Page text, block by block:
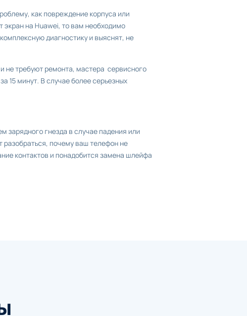
как повреждение корпуса или
экран на Huawei, то вам необходимо
диагностику и выяснят, не
не требуют ремонта, мастера сервисного
15 минут. В случае более серьезных
зарядного гнезда в случае падения или
почему ваш телефон не
контактов и понадобится замена шлейфа